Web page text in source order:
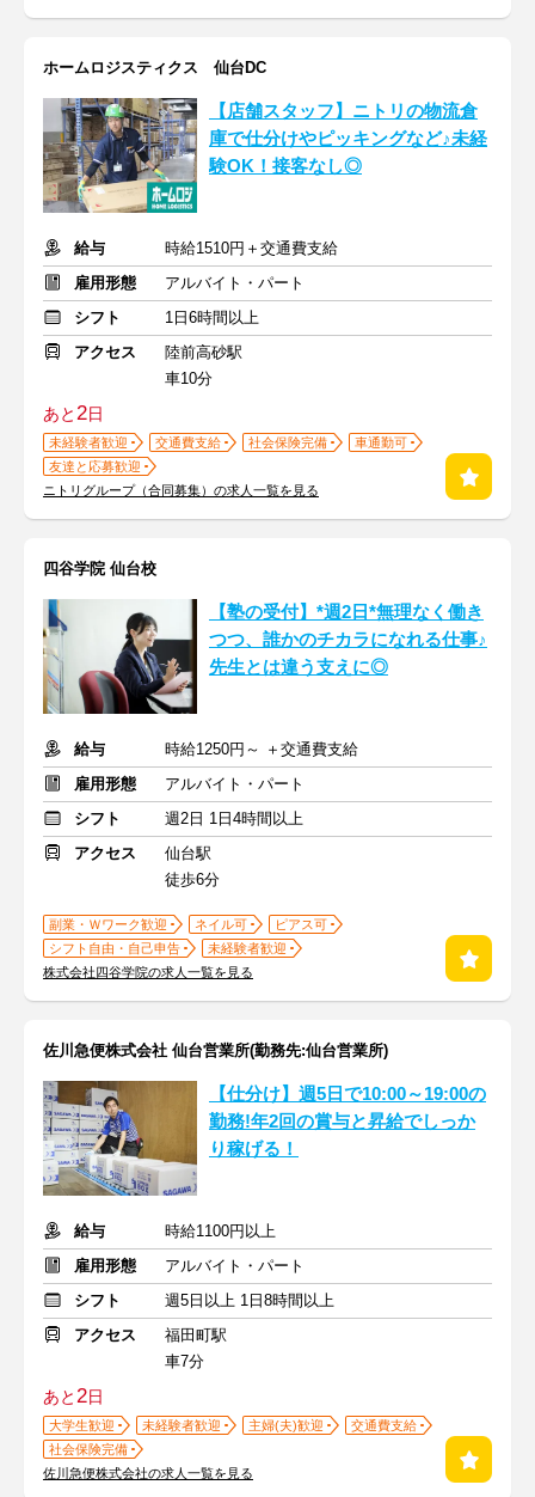
ホームロジスティクス 仙台DC
【店舗スタッフ】ニトリの物流倉
庫で仕分けやピッキングなど♪未経
験OK！接客なし◎
給与
時給1510円＋交通費支給
雇用形態
アルバイト・パート
シフト
1日6時間以上
アクセス
陸前高砂駅
車10分
あと2日
未経験者歓迎 交通費支給 社会保険完備
車通勤可
友達と応募歓迎
ニトリグループ（合同募集）の求人一覧を見る
四谷学院 仙台校
【塾の受付】*週2日*無理なく働き
つつ、誰かのチカラになれる仕事♪
先生とは違う支えに◎
給与
時給1250円～ ＋交通費支給
雇用形態
アルバイト・パート
シフト
週2日 1日4時間以上
アクセス
仙台駅
徒歩6分
副業・Ｗワーク歓迎 ネイル可
ピアス可
シフト自由・自己申告
未経験者歓迎
株式会社四谷学院の求人一覧を見る
佐川急便株式会社 仙台営業所(勤務先:仙台営業所)
【仕分け】週5日で10:00～19:00の
勤務!年2回の賞与と昇給でしっか
り稼げる！
給与
時給1100円以上
雇用形態
アルバイト・パート
シフト
週5日以上 1日8時間以上
アクセス
福田町駅
車7分
あと2日
大学生歓迎 未経験者歓迎 主婦(夫)歓迎
交通費支給
社会保険完備
佐川急便株式会社の求人一覧を見る